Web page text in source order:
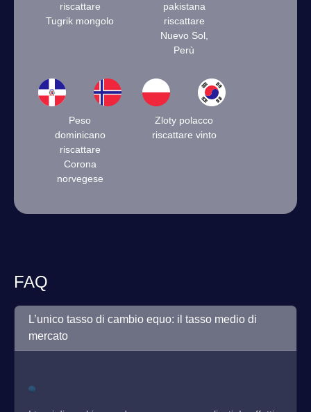
riscattare
Tugrik mongolo
pakistana
riscattare
Nuevo Sol,
Perù
Peso
dominicano
riscattare
Corona
norvegese
Zloty polacco
riscattare vinto
FAQ
L’unico tasso di cambio equo: il tasso medio di
mercato